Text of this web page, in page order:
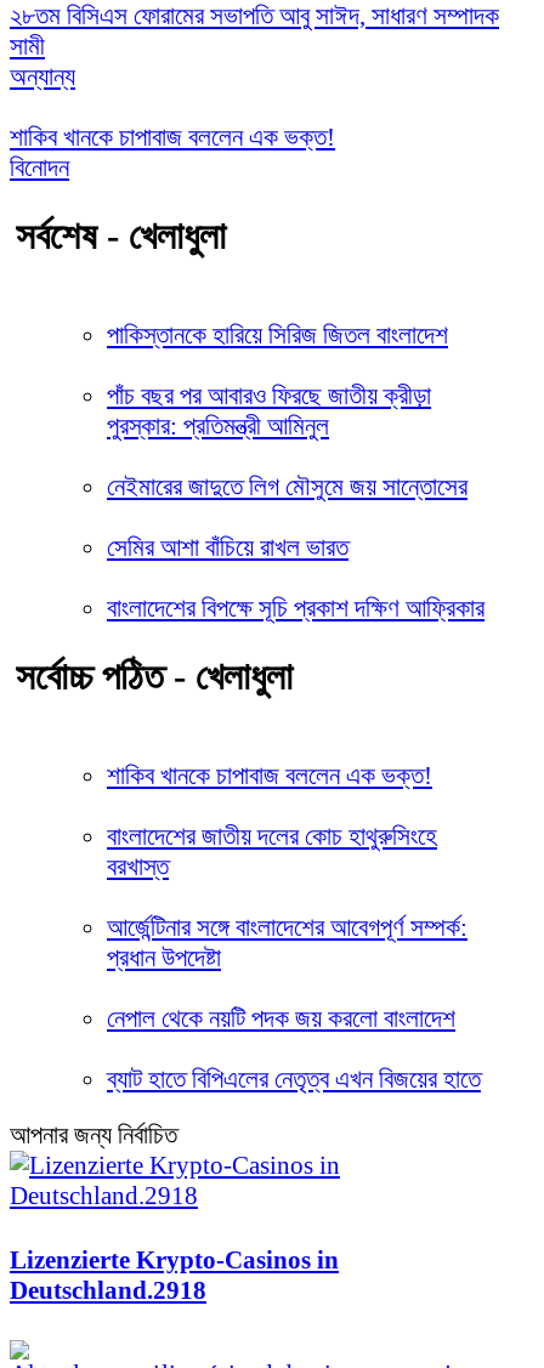
২৮তম বিসিএস ফোরামের সভাপতি আবু সাঈদ, সাধারণ সম্পাদক
সামী
অন্যান্য
শাকিব খানকে চাপাবাজ বললেন এক ভক্ত!
বিনোদন
সর্বশেষ - খেলাধুলা
পাকিস্তানকে হারিয়ে সিরিজ জিতল বাংলাদেশ
পাঁচ বছর পর আবারও ফিরছে জাতীয় ক্রীড়া
পুরস্কার: প্রতিমন্ত্রী আমিনুল
নেইমারের জাদুতে লিগ মৌসুমে জয় সান্তোসের
সেমির আশা বাঁচিয়ে রাখল ভারত
বাংলাদেশের বিপক্ষে সূচি প্রকাশ দক্ষিণ আফ্রিকার
সর্বোচ্চ পঠিত - খেলাধুলা
শাকিব খানকে চাপাবাজ বললেন এক ভক্ত!
বাংলাদেশের জাতীয় দলের কোচ হাথুরুসিংহে
বরখাস্ত
আর্জেন্টিনার সঙ্গে বাংলাদেশের আবেগপূর্ণ সম্পর্ক:
প্রধান উপদেষ্টা
নেপাল থেকে নয়টি পদক জয় করলো বাংলাদেশ
ব্যাট হাতে বিপিএলের নেতৃত্ব এখন বিজয়ের হাতে
আপনার জন্য নির্বাচিত
Lizenzierte Krypto-Casinos in
Deutschland.2918